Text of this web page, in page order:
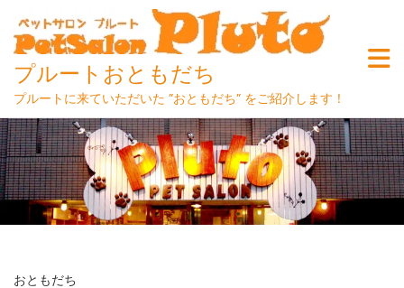
Skip
to
content
プルートおともだち
プルートに来ていただいた ”おともだち” をご紹介します！
おともだち